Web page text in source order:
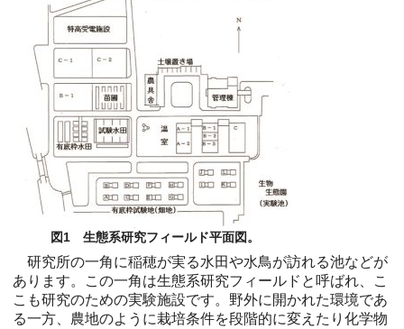
図1 生態系研究フィールド平面図。
研究所の一角に稲穂が実る水田や水鳥が訪れる池などが
あります。この一角は生態系研究フィールドと呼ばれ、こ
こも研究のための実験施設です。野外に開かれた環境であ
る一方、農地のように栽培条件を段階的に変えたり化学物